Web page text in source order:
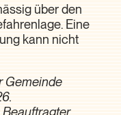
über den
Eine
kann nicht
Gemeinde
Beauftragter